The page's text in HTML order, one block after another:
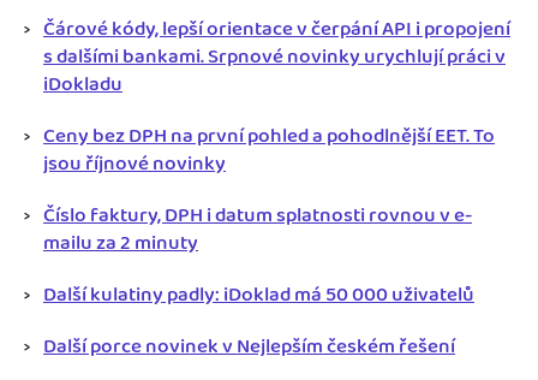
Čárové kódy, lepší orientace v čerpání API i propojení
s dalšími bankami. Srpnové novinky urychlují práci v
iDokladu
Ceny bez DPH na první pohled a pohodlnější EET. To
jsou říjnové novinky
Číslo faktury, DPH i datum splatnosti rovnou v e-
mailu za 2 minuty
Další kulatiny padly: iDoklad má 50 000 uživatelů
Další porce novinek v Nejlepším českém řešení